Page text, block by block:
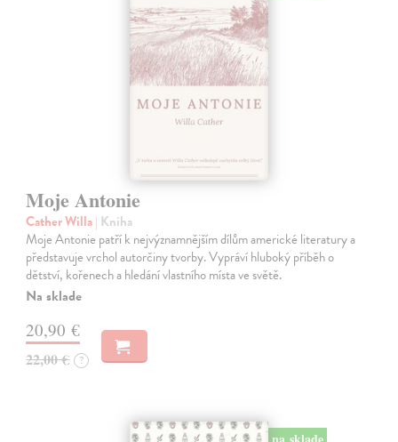
Moje Antonie
Cather Willa| Kniha
Moje Antonie patří k nejvýznamnějším dílům americké literatury a
představuje vrchol autorčiny tvorby. Vypráví hluboký příběh o
dětství, kořenech a hledání vlastního místa ve světě.
Na sklade
20,90 €
22,00 € ?